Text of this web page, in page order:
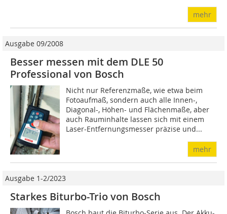
mehr
Ausgabe 09/2008
Besser messen mit dem DLE 50
Professional von Bosch
Nicht nur Referenzmaße, wie etwa beim
Fotoaufmaß, sondern auch alle Innen-,
Diagonal-, Höhen- und Flächenmaße, aber
auch Rauminhalte lassen sich mit einem
Laser-Entfernungsmesser präzise und...
mehr
Ausgabe 1-2/2023
Starkes Biturbo-Trio von Bosch